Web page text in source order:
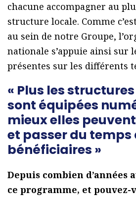
chacune accompagner au
structure locale. Comme
au sein de notre Groupe,
nationale s’appuie ainsi sur
présentes sur les différents
« Plus les structures
sont équipées
mieux elles
et passer du temps
bénéficiaires »
Depuis combien d’années
ce programme, et pouvez-